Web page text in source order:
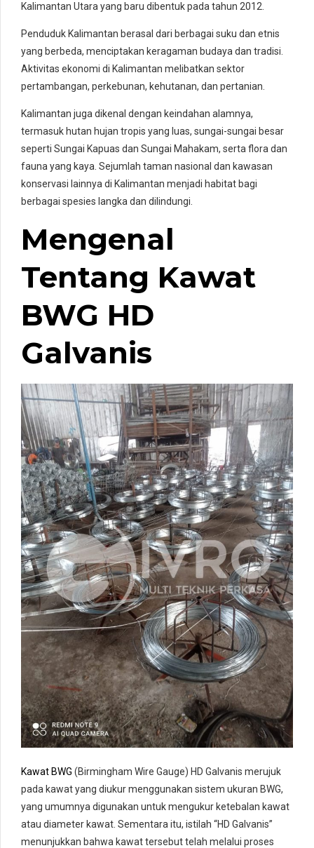
Kalimantan Utara yang baru dibentuk pada tahun 2012.
Penduduk Kalimantan berasal dari berbagai suku dan etnis
yang berbeda, menciptakan keragaman budaya dan tradisi.
Aktivitas ekonomi di Kalimantan melibatkan sektor
pertambangan, perkebunan, kehutanan, dan pertanian.
Kalimantan juga dikenal dengan keindahan alamnya,
termasuk hutan hujan tropis yang luas, sungai-sungai besar
seperti Sungai Kapuas dan Sungai Mahakam, serta flora dan
fauna yang kaya. Sejumlah taman nasional dan kawasan
konservasi lainnya di Kalimantan menjadi habitat bagi
berbagai spesies langka dan dilindungi.
Mengenal
Tentang Kawat
BWG HD
Galvanis
Kawat BWG (Birmingham Wire Gauge) HD Galvanis merujuk
pada kawat yang diukur menggunakan sistem ukuran BWG,
yang umumnya digunakan untuk mengukur ketebalan kawat
atau diameter kawat. Sementara itu, istilah “HD Galvanis”
menunjukkan bahwa kawat tersebut telah melalui proses